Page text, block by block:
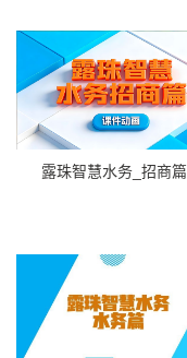
露珠智慧水务_招商篇